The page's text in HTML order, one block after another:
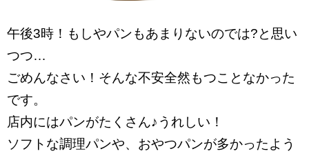
午後3時！もしやパンもあまりないのでは?と思い
つつ…
ごめんなさい！そんな不安全然もつことなかった
です。
店内にはパンがたくさん♪うれしい！
ソフトな調理パンや、おやつパンが多かったよう